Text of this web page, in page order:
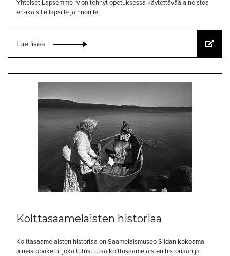
Yhteiset Lapsemme ry on tehnyt opetuksessa käytettävää aineistoa
eri-ikäisille lapsille ja nuorille.
Lue lisää
Kolttasaamelaisten historiaa
Kolttasaamelaisten historiaa on Saamelaismuseo Siidan kokoama
aineistopaketti, joka tutustuttaa kolttasaamelaisten historiaan ja